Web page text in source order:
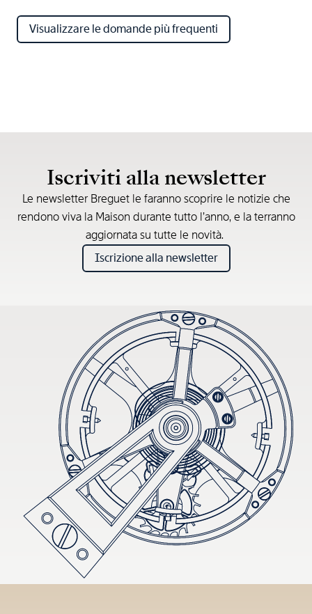
Visualizzare le domande più frequenti
Iscriviti alla newsletter
Le newsletter Breguet le faranno scoprire le notizie che
rendono viva la Maison durante tutto l’anno, e la terranno
aggiornata su tutte le novità.
Iscrizione alla newsletter